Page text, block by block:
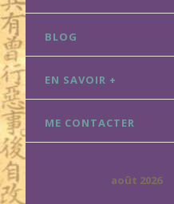
BLOG
EN SAVOIR +
ME CONTACTER
août 2026